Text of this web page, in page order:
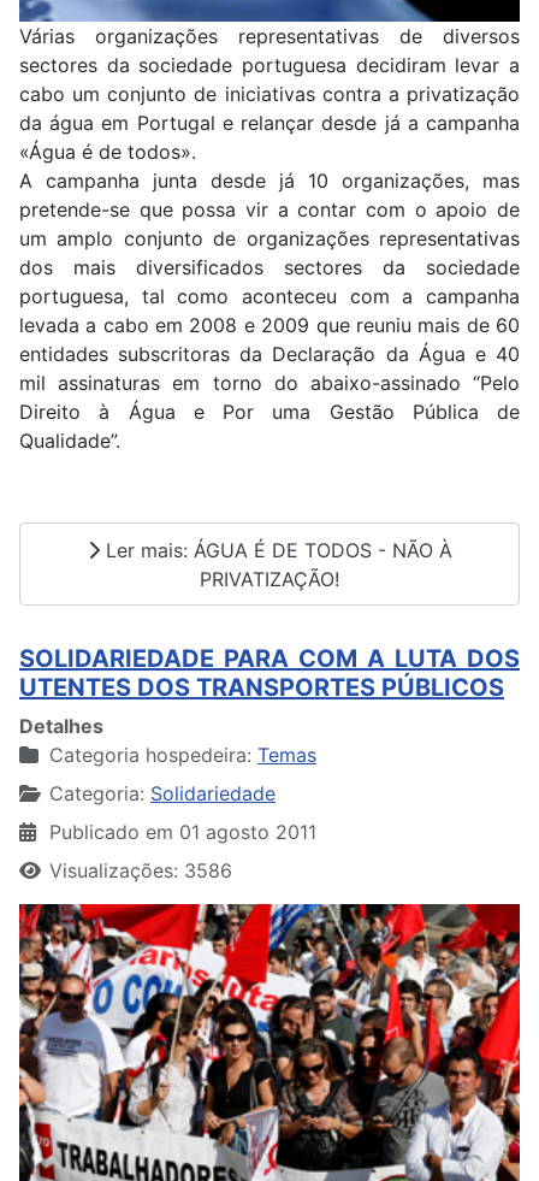
Várias organizações representativas de diversos
sectores da sociedade portuguesa decidiram levar a
cabo um conjunto de iniciativas contra a privatização
da água em Portugal e relançar desde já a campanha
«Água é de todos».
A campanha junta desde já 10 organizações, mas
pretende-se que possa vir a contar com o apoio de
um amplo conjunto de organizações representativas
dos mais diversificados sectores da sociedade
portuguesa, tal como aconteceu com a campanha
levada a cabo em 2008 e 2009 que reuniu mais de 60
entidades subscritoras da Declaração da Água e 40
mil assinaturas em torno do abaixo-assinado “Pelo
Direito à Água e Por uma Gestão Pública de
Qualidade”.
Ler mais: ÁGUA É DE TODOS - NÃO À
PRIVATIZAÇÃO!
SOLIDARIEDADE PARA COM A LUTA DOS
UTENTES DOS TRANSPORTES PÚBLICOS
Detalhes
Categoria hospedeira: Temas
Categoria: Solidariedade
Publicado em 01 agosto 2011
Visualizações: 3586